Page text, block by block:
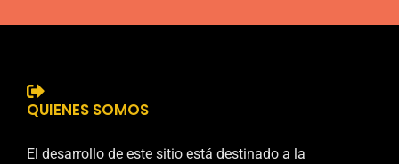
QUIENES SOMOS
El desarrollo de este sitio está destinado a la